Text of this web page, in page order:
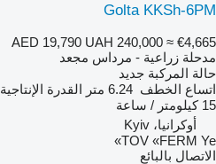
Golta KKSh-6PM
AED 19,790 UAH 240,000 ≈ €4,665
مدحلة زراعية - مرداس مجعد
حالة المركبة جديد
اتساع الخطف 6.24 متر القدرة الإنتاجية
15 كيلومتر / ساعة
أوكرانيا، Kyiv
TOV «FERM Ye»
الاتصال بالبائع